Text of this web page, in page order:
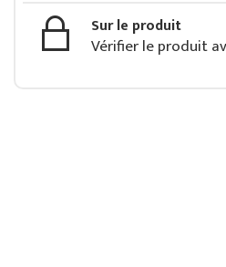
Sur le produit
Vérifier le produit